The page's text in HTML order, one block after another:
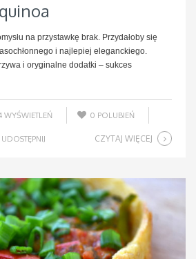
na przystawkę brak. Przydałoby się
i najlepiej eleganckiego.
i oryginalne dodatki – sukces
WYŚWIETLEŃ 0 POLUBIEŃ
UDOSTĘPNIJ CZYTAJ WIĘCEJ